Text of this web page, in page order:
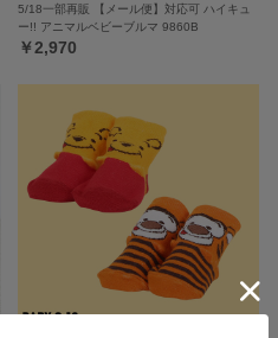
5/18一部再販 【メール便】対応可 ハイキュ
ー!! アニマルベビーブルマ 9860B
￥2,970